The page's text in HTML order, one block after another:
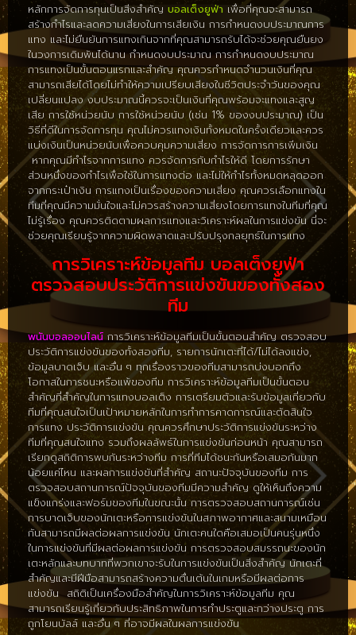
หลักการจัดการทุนเป็นสิ่งสำคัญ บอลเต็งยูฟ่า เพื่อที่คุณจะสามารถ
สร้างกำไรและลดความเสี่ยงในการเสียเงิน การกำหนดงบประมาณการ
แทง และไม่ยืนยันการแทงเกินจากที่คุณสามารถรับได้จะช่วยคุณยืนยง
ในวงการเดิมพันได้นาน กำหนดงบประมาณ การกำหนดงบประมาณ
การแทงเป็นขั้นตอนแรกและสำคัญ คุณควรกำหนดจำนวนเงินที่คุณ
สามารถเสียได้โดยไม่ทำให้ความเปรียบเสียงในชีวิตประจำวันของคุณ
เปลี่ยนแปลง งบประมาณนี้ควรจะเป็นเงินที่คุณพร้อมจะแทงและสูญ
เสีย การใช้หน่วยนับ การใช้หน่วยนับ (เช่น 1% ของงบประมาณ) เป็น
วิธีที่ดีในการจัดการทุน คุณไม่ควรแทงเงินทั้งหมดในครั้งเดียวและควร
แบ่งเงินเป็นหน่วยนับเพื่อควบคุมความเสี่ยง การจัดการการเพิ่มเงิน
หากคุณมีกำไรจากการแทง ควรจัดการกับกำไรให้ดี โดยการรักษา
ส่วนหนึ่งของกำไรเพื่อใช้ในการแทงต่อ และไม่ให้กำไรทั้งหมดหลุดออก
จากกระเป๋าเงิน การแทงเป็นเรื่องของความเสี่ยง คุณควรเลือกแทงใน
ทีมที่คุณมีความมั่นใจและไม่ควรสร้างความเสี่ยงโดยการแทงในทีมที่คุณ
ไม่รู้เรื่อง คุณควรติดตามผลการแทงและวิเคราะห์ผลในการแข่งขัน นี่จะ
ช่วยคุณเรียนรู้จากความผิดพลาดและปรับปรุงกลยุทธ์ในการแทง
การวิเคราะห์ข้อมูลทีม บอลเต็งยูฟ่า
ตรวจสอบประวัติการแข่งขันของทั้งสอง
ทีม
พนันบอลออนไลน์การวิเคราะห์ข้อมูลทีมเป็นขั้นตอนสำคัญ ตรวจสอบ
ประวัติการแข่งขันของทั้งสองทีม, รายการนักเตะที่ได้/ไม่ได้ลงแข่ง,
ข้อมูลบาดเจ็บ และอื่น ๆ ทุกเรื่องราวของทีมสามารถบ่งบอกถึง
โอกาสในการชนะหรือแพ้ของทีม การวิเคราะห์ข้อมูลทีมเป็นขั้นตอน
สำคัญที่สำคัญในการแทงบอลเต็ง การเตรียมตัวและรับข้อมูลเกี่ยวกับ
ทีมที่คุณสนใจเป็นเป้าหมายหลักในการทำการคาดการณ์และตัดสินใจ
การแทง ประวัติการแข่งขัน คุณควรศึกษาประวัติการแข่งขันระหว่าง
ทีมที่คุณสนใจแทง รวมถึงผลลัพธ์ในการแข่งขันก่อนหน้า คุณสามารถ
เรียกดูสถิติการพบกันระหว่างทีม การที่ทีมได้ชนะกันหรือเสมอกันมาก
น้อยแค่ไหน และผลการแข่งขันที่สำคัญ สถานะปัจจุบันของทีม การ
ตรวจสอบสถานการณ์ปัจจุบันของทีมมีความสำคัญ ดูให้เห็นถึงความ
แข็งแกร่งและฟอร์มของทีมในขณะนั้น การตรวจสอบสถานการณ์เช่น
การบาดเจ็บของนักเตะหรือการแข่งขันในสภาพอากาศและสนามเหมือน
กันสามารถมีผลต่อผลการแข่งขัน นักเตะคนใดคือเสมอเป็นคนรุ่นหนึ่ง
ในการแข่งขันที่มีผลต่อผลการแข่งขัน การตรวจสอบสมรรถนะของนัก
เตะหลักและบทบาทที่พวกเขาจะรับในการแข่งขันเป็นสิ่งสำคัญ นักเตะที่
สำคัญและมีฝีมือสามารถสร้างความตื่นเต้นในเกมหรือมีผลต่อการ
แข่งขัน สถิติเป็นเครื่องมือสำคัญในการวิเคราะห์ข้อมูลทีม คุณ
สามารถเรียนรู้เกี่ยวกับประสิทธิภาพในการทำประตูและกว่างประตู การ
ถูกโยนบัลล์ และอื่น ๆ ที่อาจมีผลในผลการแข่งขัน